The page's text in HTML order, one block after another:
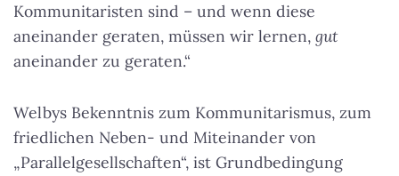
Kommunitaristen sind – und wenn diese
aneinander geraten, müssen wir lernen, gut
aneinander zu geraten.“
Welbys Bekenntnis zum Kommunitarismus, zum
friedlichen Neben- und Miteinander von
„Parallelgesellschaften“, ist Grundbedingung